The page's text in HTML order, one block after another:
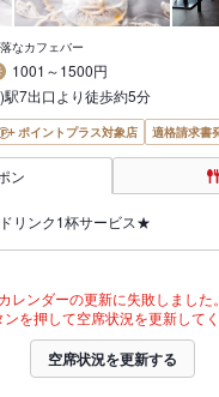
なカフェバー
1001～1500円
7出口より徒歩約5分
ポイントプラス対象店 適格請求書
ン
リンク1杯サービス★
カレンダーの更新に失敗しました。
を押して空席状況を更新してく
空席状況を更新する